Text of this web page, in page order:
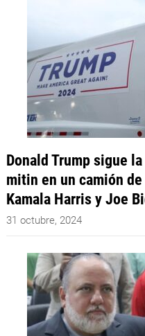
Donald Trump sigue
mitin en un camión
Kamala Harris y Joe
31 octubre, 2024